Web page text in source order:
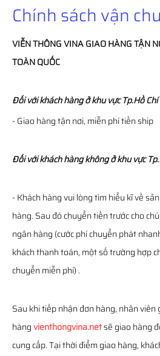
Chính sách vận
VIỄN THÔNGVINAGIAO HÀNG TẬN
TOÀN QUỐC
Đối với khách hàng ở khu vực Tp.Hồ
- Giao hàng tận nơi, miễn phí tiền ship
Đối với khách hàng không ở khu vực
- Khách hàng vui lòng tìm hiểu kĩ về
hàng. Sau đó chuyển tiền trước cho
ngân hàng (cước phí chuyển phát
khách thanh toán, một số trường hợp
chuyển miễn phí) .
Sau khi tiếp nhận đơn hàng, nhân viên
hàngvienthongvina.netsẽ giao hàng
cung cấp. Tại thời điểm giao hàng,